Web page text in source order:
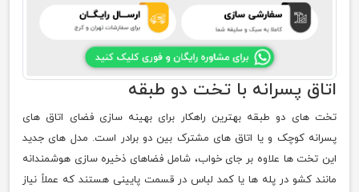
اتاق پسرانه با تخت دو طبقه
تخت های دو طبقه بهترین راهکار برای بهینه سازی فضای اتاق های
پسرانه کوچک و یا اتاق های مشترک بین دو برادر است. مدل های جدید
این تخت ها علاوه بر جای خواب، شامل فضاهای ذخیره سازی هوشمندانه
مانند کشو در پله ها یا کمد لباس در قسمت پایینی هستند که عملاً نیاز